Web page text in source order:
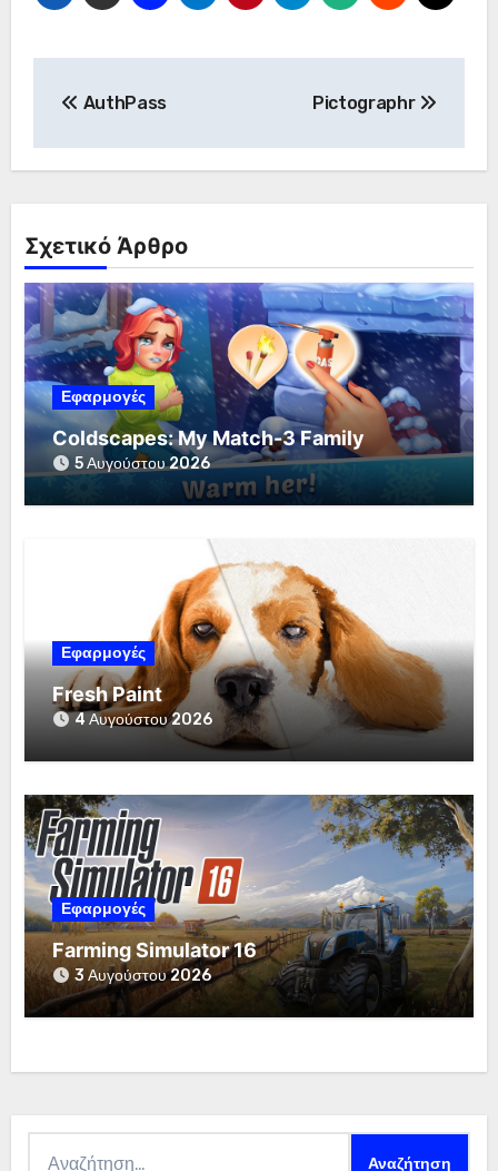
AuthPass Pictographr
Σχετικό Άρθρο
Εφαρμογές
Coldscapes: My Match-3 Family
5 Αυγούστου 2026
Εφαρμογές
Fresh Paint
4 Αυγούστου 2026
Εφαρμογές
Farming Simulator 16
3 Αυγούστου 2026